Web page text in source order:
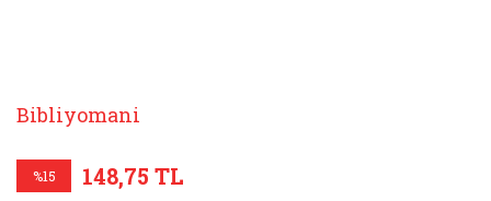
Bibliyomani
%15 148,75 TL